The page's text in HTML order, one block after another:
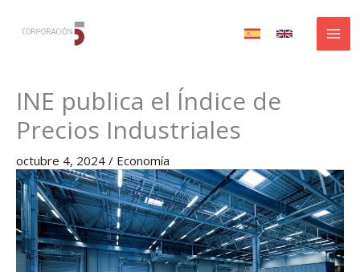
INE publica el Índice de
Precios Industriales
octubre 4, 2024 / Economía